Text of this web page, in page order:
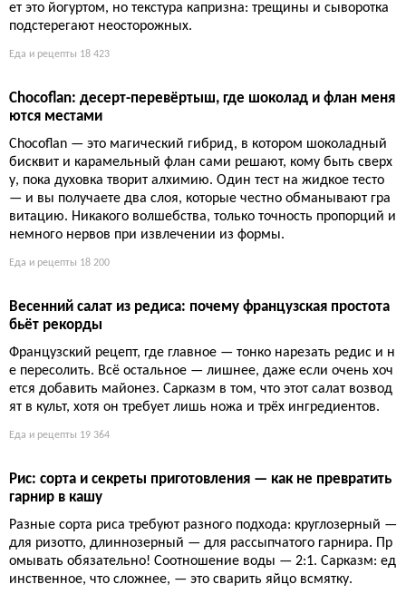
ет это йогуртом, но текстура капризна: трещины и сыворотка
подстерегают неосторожных.
Еда и рецепты 18 423
Chocoflan: десерт-перевёртыш, где шоколад и флан меня
ются местами
Chocoflan — это магический гибрид, в котором шоколадный
бисквит и карамельный флан сами решают, кому быть сверх
у, пока духовка творит алхимию. Один тест на жидкое тесто
— и вы получаете два слоя, которые честно обманывают гра
витацию. Никакого волшебства, только точность пропорций и
немного нервов при извлечении из формы.
Еда и рецепты 18 200
Весенний салат из редиса: почему французская простота
бьёт рекорды
Французский рецепт, где главное — тонко нарезать редис и н
е пересолить. Всё остальное — лишнее, даже если очень хоч
ется добавить майонез. Сарказм в том, что этот салат возвод
ят в культ, хотя он требует лишь ножа и трёх ингредиентов.
Еда и рецепты 19 364
Рис: сорта и секреты приготовления — как не превратить
гарнир в кашу
Разные сорта риса требуют разного подхода: круглозерный —
для ризотто, длиннозерный — для рассыпчатого гарнира. Пр
омывать обязательно! Соотношение воды — 2:1. Сарказм: ед
инственное, что сложнее, — это сварить яйцо всмятку.